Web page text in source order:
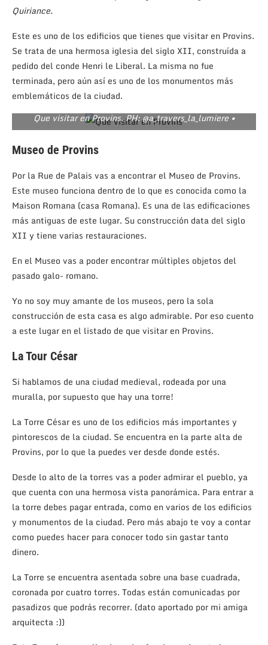
Quiriance.
Este es uno de los edificios que tienes que visitar en Provins.
Se trata de una hermosa iglesia del siglo XII, construída a
pedido del conde Henri le Liberal. La misma no fue
terminada, pero aún así es uno de los monumentos más
emblemáticos de la ciudad.
Que visitar en Provins. PH: @a_travers_la_lumiere •
Museo de Provins
Por la Rue de Palais vas a encontrar el Museo de Provins.
Este museo funciona dentro de lo que es conocida como la
Maison Romana (casa Romana). Es una de las edificaciones
más antiguas de este lugar. Su construcción data del siglo
XII y tiene varias restauraciones.
En el Museo vas a poder encontrar múltiples objetos del
pasado galo- romano.
Yo no soy muy amante de los museos, pero la sola
construcción de esta casa es algo admirable. Por eso cuento
a este lugar en el listado de que visitar en Provins.
La Tour César
Si hablamos de una ciudad medieval, rodeada por una
muralla, por supuesto que hay una torre!
La Torre César es uno de los edificios más importantes y
pintorescos de la ciudad. Se encuentra en la parte alta de
Provins, por lo que la puedes ver desde donde estés.
Desde lo alto de la torres vas a poder admirar el pueblo, ya
que cuenta con una hermosa vista panorámica. Para entrar a
la torre debes pagar entrada, como en varios de los edificios
y monumentos de la ciudad. Pero más abajo te voy a contar
como puedes hacer para conocer todo sin gastar tanto
dinero.
La Torre se encuentra asentada sobre una base cuadrada,
coronada por cuatro torres. Todas están comunicadas por
pasadizos que podrás recorrer. (dato aportado por mi amiga
arquitecta :))